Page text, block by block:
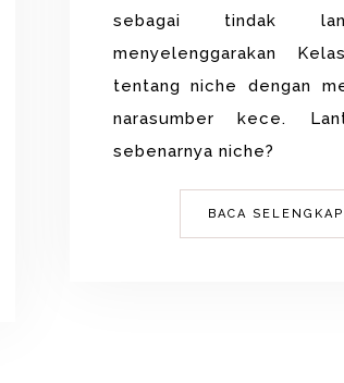
sebagai tindak
menyelenggarakan
tentang niche dengan
narasumber kece.
sebenarnya niche?
BACA